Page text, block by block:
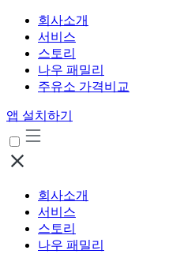
회사소개
서비스
스토리
나우 패밀리
주유소 가격비교
앱 설치하기
회사소개
서비스
스토리
나우 패밀리